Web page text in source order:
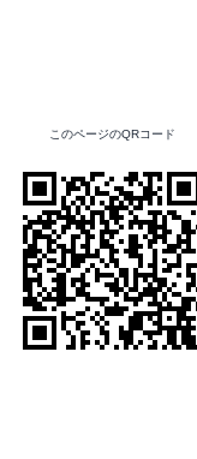
このページのQRコード